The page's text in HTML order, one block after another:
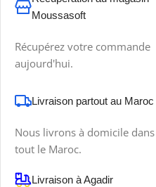
Moussasoft
Récupérez votre commande
aujourd'hui.
Livraison partout au Maroc
Nous livrons à domicile dans
tout le Maroc.
Livraison à Agadir